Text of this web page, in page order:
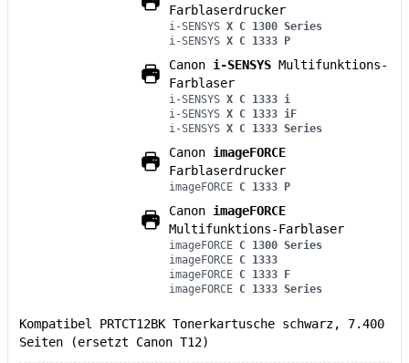
Farblaserdrucker
i-SENSYS X C 1300 Series
i-SENSYS X C 1333 P
Canon i-SENSYS Multifunktions-
Farblaser
i-SENSYS X C 1333 i
i-SENSYS X C 1333 iF
i-SENSYS X C 1333 Series
Canon imageFORCE
Farblaserdrucker
imageFORCE C 1333 P
Canon imageFORCE
Multifunktions-Farblaser
imageFORCE C 1300 Series
imageFORCE C 1333
imageFORCE C 1333 F
imageFORCE C 1333 Series
Kompatibel PRTCT12BK Tonerkartusche schwarz, 7.400
Seiten (ersetzt Canon T12)